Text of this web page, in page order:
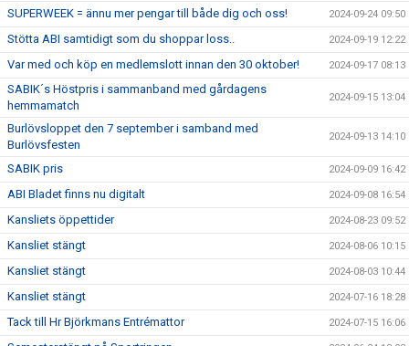
SUPERWEEK = ännu mer pengar till både dig och oss! 2024-09-24 09:50
Stötta ABI samtidigt som du shoppar loss.. 2024-09-19 12:22
Var med och köp en medlemslott innan den 30 oktober! 2024-09-17 08:13
SABIK´s Höstpris i sammanband med gårdagens
hemmamatch
2024-09-15 13:04
Burlövsloppet den 7 september i samband med
Burlövsfesten
2024-09-13 14:10
SABIK pris 2024-09-09 16:42
ABI Bladet finns nu digitalt 2024-09-08 16:54
Kansliets öppettider 2024-08-23 09:52
Kansliet stängt 2024-08-06 10:15
Kansliet stängt 2024-08-03 10:44
Kansliet stängt 2024-07-16 18:28
Tack till Hr Björkmans Entrémattor 2024-07-15 16:06